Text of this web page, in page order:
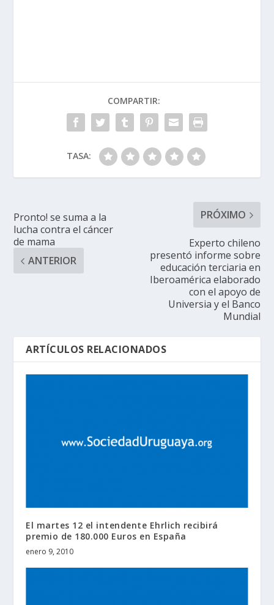
COMPARTIR:
TASA:
Pronto! se suma a la
lucha contra el cáncer
de mama
ANTERIOR
PRÓXIMO
Experto chileno
presentó informe sobre
educación terciaria en
Iberoamérica elaborado
con el apoyo de
Universia y el Banco
Mundial
ARTÍCULOS RELACIONADOS
El martes 12 el intendente Ehrlich recibirá
premio de 180.000 Euros en España
enero 9, 2010